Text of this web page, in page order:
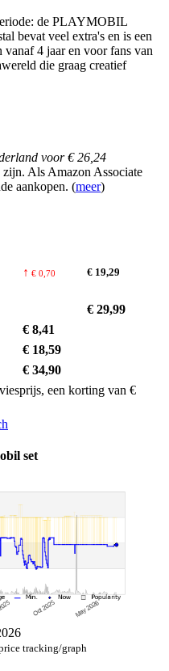
de PLAYMOBIL
bevat veel extra's en is een
vanaf 4 jaar en voor fans van
die graag creatief
voor € 26,24
Als Amazon Associate
aankopen. (meer)
↑ € 0,70 € 19,29
€ 29,99
€ 8,41
€ 18,59
€ 34,90
een korting van €
set
tracking/graph